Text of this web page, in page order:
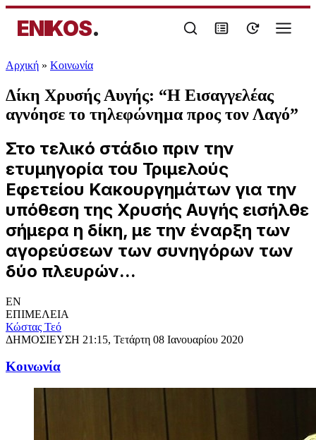
ENIKOS.
Αρχική » Κοινωνία
Δίκη Χρυσής Αυγής: “Η Εισαγγελέας
αγνόησε το τηλεφώνημα προς τον Λαγό”
Στο τελικό στάδιο πριν την
ετυμηγορία του Τριμελούς
Εφετείου Κακουργημάτων για την
υπόθεση της Χρυσής Αυγής εισήλθε
σήμερα η δίκη, με την έναρξη των
αγορεύσεων των συνηγόρων των
δύο πλευρών...
EN
ΕΠΙΜΕΛΕΙΑ
Κώστας Τεό
ΔΗΜΟΣΙΕΥΣΗ 21:15, Τετάρτη 08 Ιανουαρίου 2020
Κοινωνία